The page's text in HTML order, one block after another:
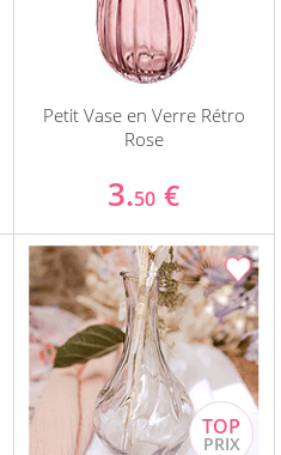
Petit Vase en Verre Rétro
Rose
3.50 €